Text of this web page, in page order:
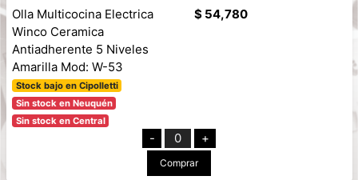
Olla Multicocina Electrica
Winco Ceramica
Antiadherente 5 Niveles
Amarilla Mod: W-53
Stock bajo en Cipolletti
Sin stock en Neuquén
Sin stock en Central
$ 54,780
- 0 +
Comprar